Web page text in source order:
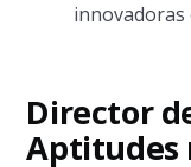
innovadoras
Director
Aptitudes